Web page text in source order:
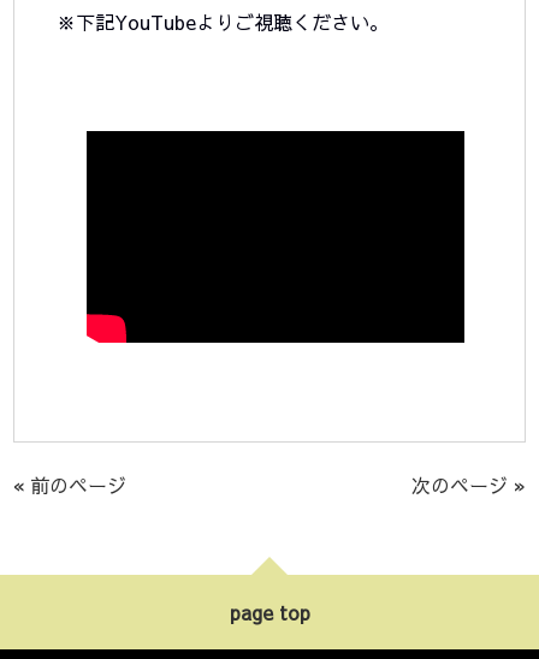
※下記YouTubeよりご視聴ください。
« 前のページ 次のページ »
page top